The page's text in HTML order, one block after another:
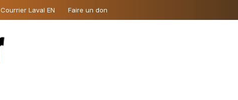
Courrier Laval EN Faire un don